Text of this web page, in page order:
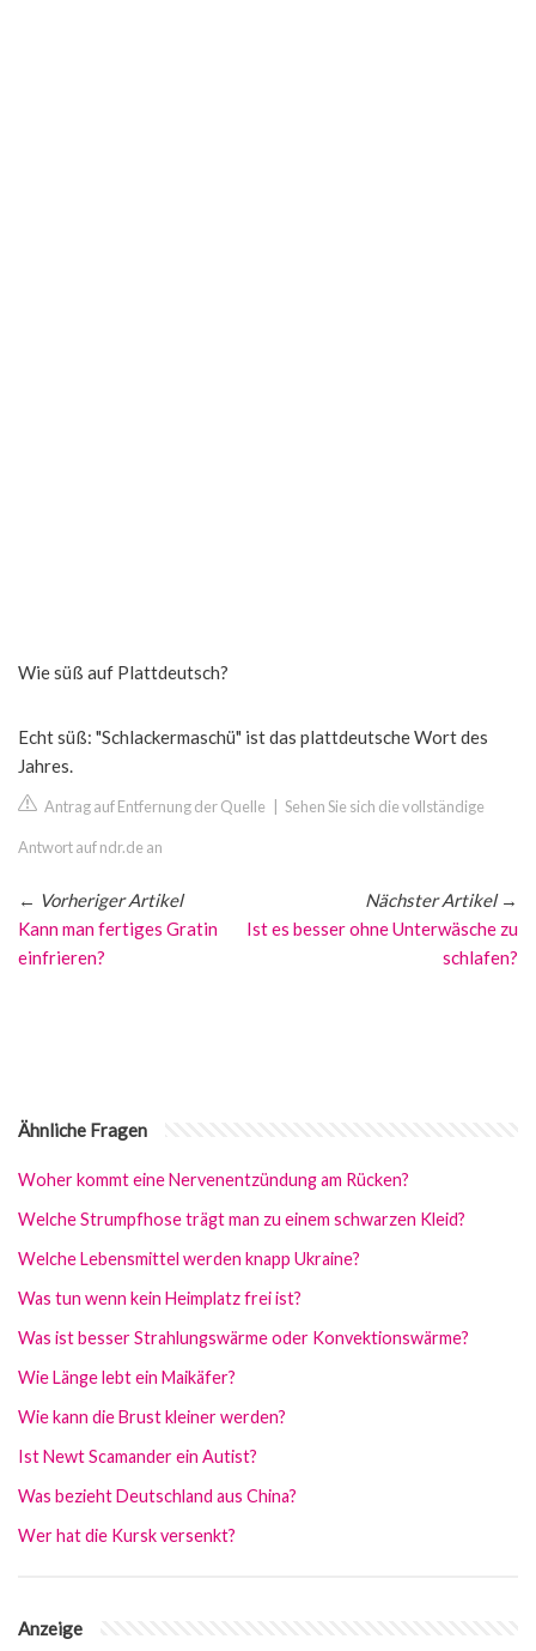
Wie süß auf Plattdeutsch?
Echt süß: "Schlackermaschü" ist das plattdeutsche Wort des
Jahres.
Antrag auf Entfernung der Quelle Sehen Sie sich die vollständige
Antwort auf ndr.de an
← Vorheriger Artikel
Kann man fertiges Gratin
einfrieren?
Nächster Artikel→
Ist es besser ohne Unterwäsche zu
schlafen?
Ähnliche Fragen
Woher kommt eine Nervenentzündung am Rücken?
Welche Strumpfhose trägt man zu einem schwarzen Kleid?
Welche Lebensmittel werden knapp Ukraine?
Was tun wenn kein Heimplatz frei ist?
Was ist besser Strahlungswärme oder Konvektionswärme?
Wie Länge lebt ein Maikäfer?
Wie kann die Brust kleiner werden?
Ist Newt Scamander ein Autist?
Was bezieht Deutschland aus China?
Wer hat die Kursk versenkt?
Anzeige